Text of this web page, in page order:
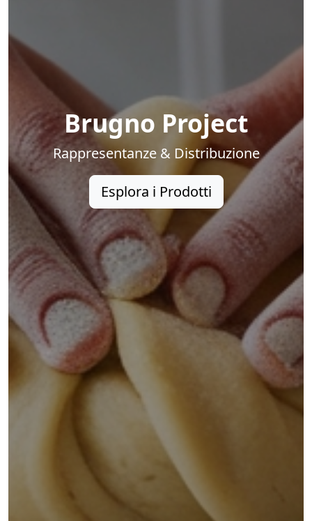
Brugno Project
Rappresentanze & Distribuzione
Esplora i Prodotti